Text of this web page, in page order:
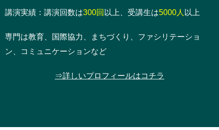
講演実績：講演回数は300回 以上、受講生は5000人 以上
専門は教育、国際協力、まちづくり、ファシリテーショ
ン、コミュニケーションなど
⇒詳しいプロフィールはコチラ